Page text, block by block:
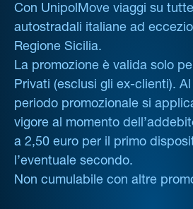
Con UnipolMove viaggi su
autostradali italiane ad
Regione Sicilia.
La promozione è valida solo
Privati (esclusi gli ex-clienti).
periodo promozionale si
vigore al momento
a 2,50 euro per il primo
l’eventuale secondo.
Non cumulabile con altre